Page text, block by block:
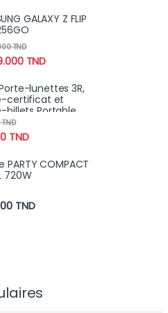
GALAXY Z FLIP
TND
TND
lunettes 3R,
certificat et
billets Portable
TND
TND
PARTY COMPACT
720W
TND